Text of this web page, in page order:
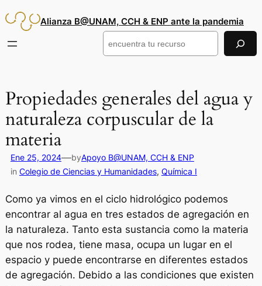
al
Alianza B@UNAM, CCH & ENP ante la pandemia
Buscar
Propiedades generales del agua y
naturaleza corpuscular de la
materia
Ene 25, 2024—byApoyo B@UNAM, CCH & ENP
in Colegio de Ciencias y Humanidades, Química I
Como ya vimos en el ciclo hidrológico podemos
encontrar al agua en tres estados de agregación en
la naturaleza. Tanto esta sustancia como la materia
que nos rodea, tiene masa, ocupa un lugar en el
espacio y puede encontrarse en diferentes estados
de agregación. Debido a las condiciones que existen